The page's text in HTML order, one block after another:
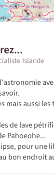
Islande
mais aussi les
de lave
Pahoeohe...
pour une
bon endroit